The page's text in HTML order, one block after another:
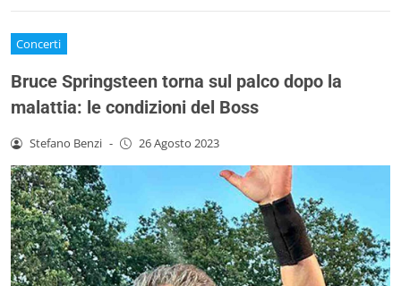
Concerti
Bruce Springsteen torna sul palco dopo la
malattia: le condizioni del Boss
Stefano Benzi - 26 Agosto 2023